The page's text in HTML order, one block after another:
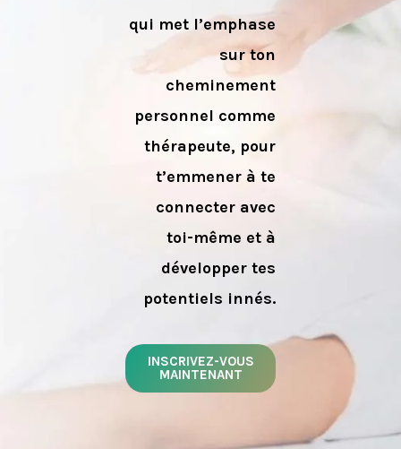
qui met l’emphase
sur ton
cheminement
personnel comme
thérapeute, pour
t’emmener à te
connecter avec
toi-même et à
développer tes
potentiels innés.
INSCRIVEZ-VOUS
MAINTENANT